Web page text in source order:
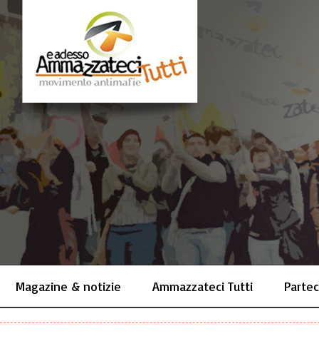
Magazine & notizie Ammazzateci Tutti